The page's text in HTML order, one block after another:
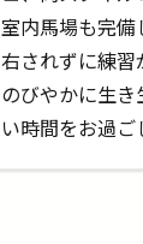
室内馬場も完
右されずに練習
のびやかに生
い時間をお過